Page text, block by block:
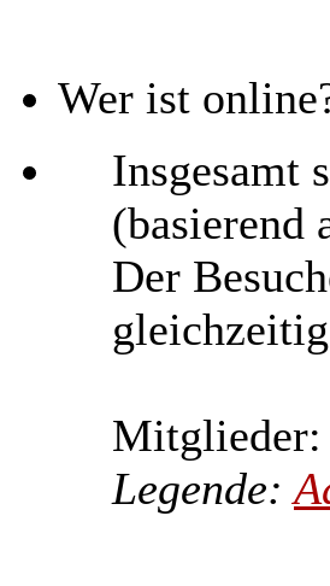
Wer ist
Insgesamt
(basierend
Der
Mitglieder:
Legende: